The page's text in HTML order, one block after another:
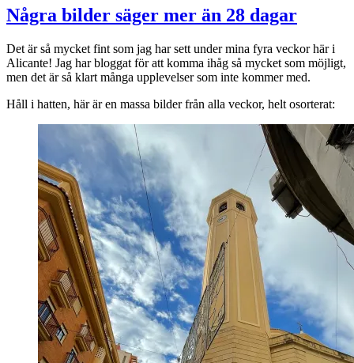
Några bilder säger mer än 28 dagar
Det är så mycket fint som jag har sett under mina fyra veckor här i
Alicante! Jag har bloggat för att komma ihåg så mycket som möjligt,
men det är så klart många upplevelser som inte kommer med.
Håll i hatten, här är en massa bilder från alla veckor, helt osorterat: